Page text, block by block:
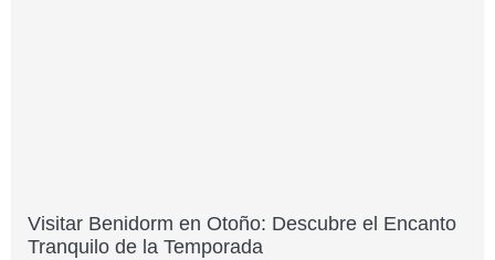
Visitar Benidorm en Otoño: Descubre el Encanto
Tranquilo de la Temporada